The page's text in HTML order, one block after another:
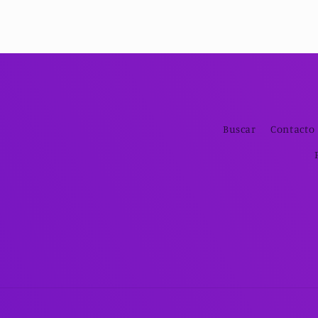
Buscar Contacto